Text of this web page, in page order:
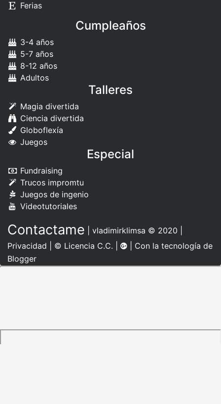
Ferias
Cumpleaños
3-4 años
5-7 años
8-12 años
Adultos
Talleres
Magia divertida
Ciencia divertida
Globoflexía
Juegos
Especial
Fundraising
Trucos impromtu
Juegos de ingenio
Videotutoriales
Contactame vladimirklimsa © 2020 |
Privacidad
© Licencia C.C.
| Con la tecnología de
Blogger